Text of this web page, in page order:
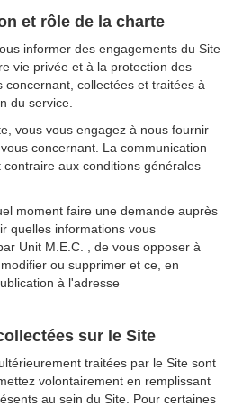
et rôle de la charte
informer des engagements du Site
vie privée et à la protection des
concernant, collectées et traitées à
du service.
vous vous engagez à nous fournir
concernant. La communication
aux conditions générales
moment faire une demande auprès
quelles informations vous
Unit M.E.C. , de vous opposer à
ou supprimer et ce, en
à l'adresse
sur le Site
traitées par le Site sont
volontairement en remplissant
au sein du Site. Pour certaines